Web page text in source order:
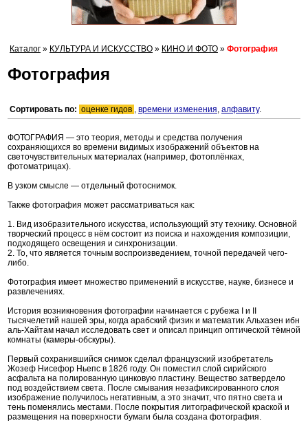
Каталог » КУЛЬТУРА И ИСКУССТВО » КИНО И ФОТО » Фотография
Фотография
Сортировать по: оценке гидов , времени изменения, алфавиту.
ФОТОГРАФИЯ — это теория, методы и средства получения
сохраняющихся во времени видимых изображений объектов на
светочувствительных материалах (например, фотоплёнках,
фотоматрицах).
В узком смысле — отдельный фотоснимок.
Также фотография может рассматриваться как:
1. Вид изобразительного искусства, использующий эту технику. Основной
творческий процесс в нём состоит из поиска и нахождения композиции,
подходящего освещения и синхронизации.
2. То, что является точным воспроизведением, точной передачей чего-
либо.
Фотография имеет множество применений в искусстве, науке, бизнесе и
развлечениях.
История возникновения фотографии начинается с рубежа I и II
тысячелетий нашей эры, когда арабский физик и математик Альхазен ибн
аль-Хайтам начал исследовать свет и описал принцип оптической тёмной
комнаты (камеры-обскуры).
Первый сохранившийся снимок сделал французский изобретатель
Жозеф Нисефор Ньепс в 1826 году. Он поместил слой сирийского
асфальта на полированную цинковую пластину. Вещество затвердело
под воздействием света. После смывания незафиксированного слоя
изображение получилось негативным, а это значит, что пятно света и
тень поменялись местами. После покрытия литографической краской и
размещения на поверхности бумаги была создана фотография.